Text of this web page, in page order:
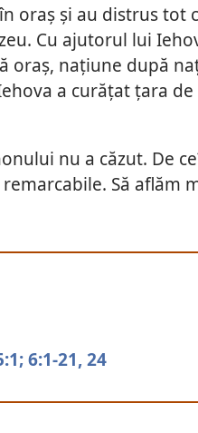
oraș și au distrus tot
Cu ajutorul lui
oraș, națiune după
a curățat țara
nu a căzut. De
Să aflăm
6:1-21,24